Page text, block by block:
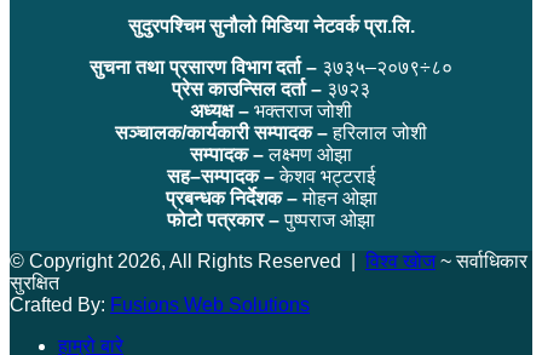
सुदुरपश्चिम सुनौलो मिडिया नेटवर्क प्रा.लि.
सुचना तथा प्रसारण विभाग दर्ता – ३७३५–२०७९÷८०
प्रेस काउन्सिल दर्ता – ३७२३
अध्यक्ष – भक्तराज जोशी
सञ्चालक/कार्यकारी सम्पादक –हरिलाल जोशी
सम्पादक –लक्ष्मण ओझा
सह–सम्पादक –केशव भट्टराई
प्रबन्धक निर्देशक –मोहन ओझा
फोटो पत्रकार –पुष्पराज ओझा
© Copyright 2026, All Rights Reserved | विश्व खोज~ सर्वाधिकार
सुरक्षित
Crafted By: Fusions Web Solutions
हाम्रो बारे